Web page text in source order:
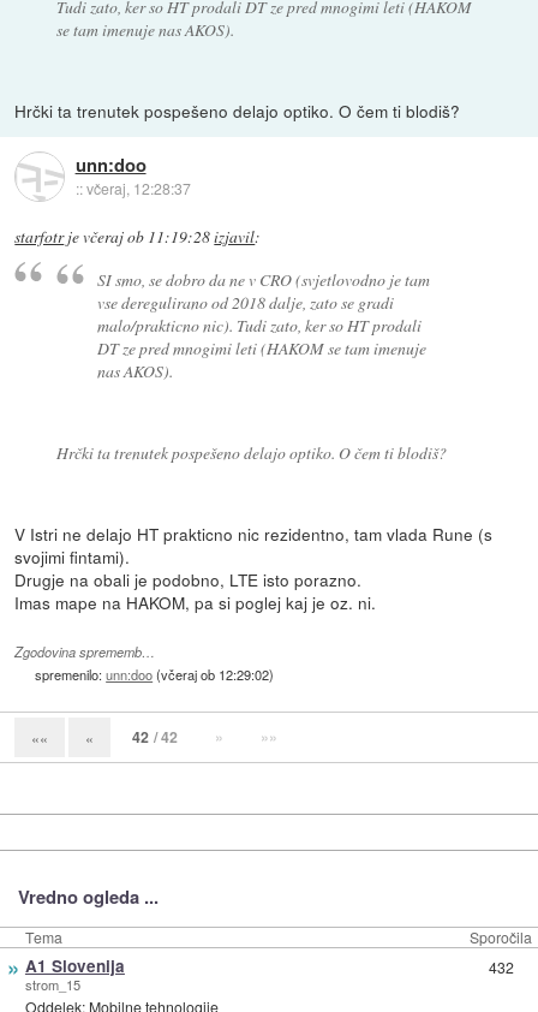
Tudi zato, ker so HT prodali DT ze pred mnogimi leti (HAKOM
se tam imenuje nas AKOS).
Hrčki ta trenutek pospešeno delajo optiko. O čem ti blodiš?
unn:doo
::včeraj, 12:28:37
starfotrjevčeraj ob 11:19:28izjavil:
SI smo, se dobro da ne v CRO (svjetlovodno je tam
vse deregulirano od 2018 dalje, zato se gradi
malo/prakticno nic). Tudi zato, ker so HT prodali
DT ze pred mnogimi leti (HAKOM se tam imenuje
nas AKOS).
Hrčki ta trenutek pospešeno delajo optiko. O čem ti blodiš?
V Istri ne delajo HT prakticno nic rezidentno, tam vlada Rune (s
svojimi fintami).
Drugje na obali je podobno, LTE isto porazno.
Imas mape na HAKOM, pa si poglej kaj je oz. ni.
Zgodovina sprememb…
spremenilo:unn:doo(včeraj ob 12:29:02)
«« « 42 / 42 » »»
Vredno ogleda ...
Tema Sporočila
» A1 Slovenija
strom_15
Oddelek: Mobilne tehnologije
432